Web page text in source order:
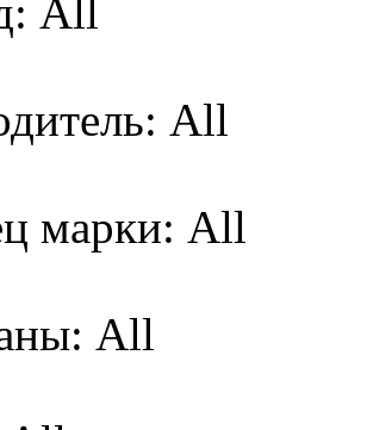
All
All
марки: All
All